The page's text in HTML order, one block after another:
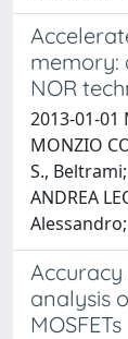
memory:
NOR
2013-01-01
MONZIO
S.,
ANDREA
analysis
MOSFETs